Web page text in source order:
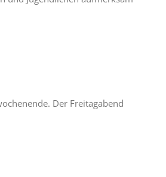
Der Freitagabend